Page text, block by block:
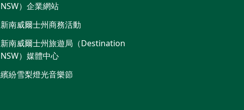
NSW）企業網站
新南威爾士州商務活動
新南威爾士州旅遊局（Destination
NSW）媒體中心
繽紛雪梨燈光音樂節